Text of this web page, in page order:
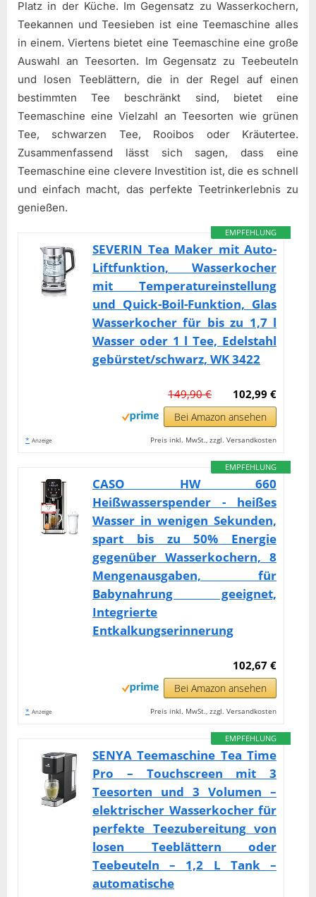
Platz in der Küche. Im Gegensatz zu Wasserkochern,
Teekannen und Teesieben ist eine Teemaschine alles
in einem. Viertens bietet eine Teemaschine eine große
Auswahl an Teesorten. Im Gegensatz zu Teebeuteln
und losen Teeblättern, die in der Regel auf einen
bestimmten Tee beschränkt sind, bietet eine
Teemaschine eine Vielzahl an Teesorten wie grünen
Tee, schwarzen Tee, Rooibos oder Kräutertee.
Zusammenfassend lässt sich sagen, dass eine
Teemaschine eine clevere Investition ist, die es schnell
und einfach macht, das perfekte Teetrinkerlebnis zu
genießen.
EMPFEHLUNG
SEVERIN Tea Maker mit Auto-
Liftfunktion, Wasserkocher
mit Temperatureinstellung
und Quick-Boil-Funktion, Glas
Wasserkocher für bis zu 1,7 l
Wasser oder 1 l Tee, Edelstahl
gebürstet/schwarz, WK 3422
102,99 €
149,90 €
Bei Amazon ansehen
* Anzeige Preis inkl. MwSt., zzgl. Versandkosten
EMPFEHLUNG
CASO HW 660
Heißwasserspender - heißes
Wasser in wenigen Sekunden,
spart bis zu 50% Energie
gegenüber Wasserkochern, 8
Mengenausgaben, für
Babynahrung geeignet,
Integrierte
Entkalkungserinnerung
102,67 €
Bei Amazon ansehen
* Anzeige Preis inkl. MwSt., zzgl. Versandkosten
EMPFEHLUNG
SENYA Teemaschine Tea Time
Pro – Touchscreen mit 3
Teesorten und 3 Volumen –
elektrischer Wasserkocher für
perfekte Teezubereitung von
losen Teeblättern oder
Teebeuteln – 1,2 L Tank –
automatische